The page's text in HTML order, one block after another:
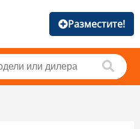
Разместите!